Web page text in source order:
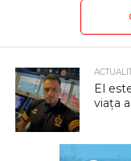
El
viața